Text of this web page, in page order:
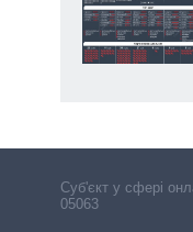
Cуб'єкт у сфері
05063